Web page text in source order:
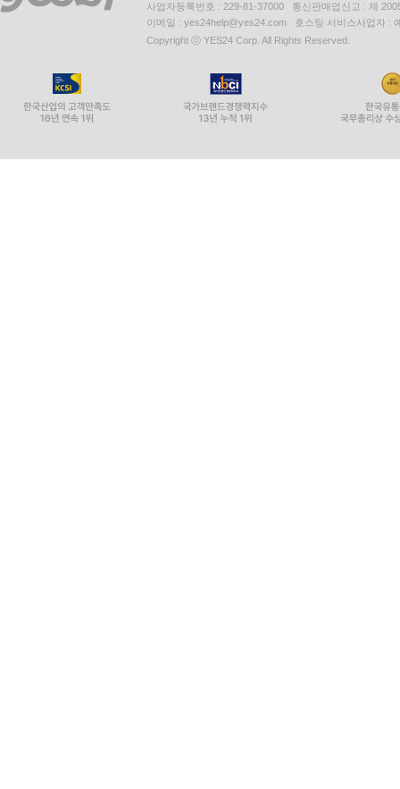
사업자등록번호 : 229-81-37000 통신판매업신고 : 제
이메일 : yes24help@yes24.com 호스팅 서비스사업자 :
Copyright ⓒ YES24 Corp. All Rights Reserved.